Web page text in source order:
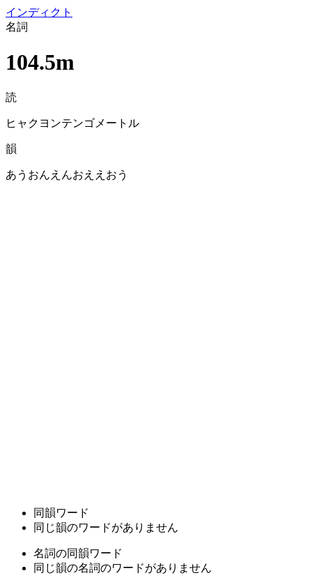
インディクト
名詞
104.5m
読
ヒャクヨンテンゴメートル
韻
あうおんえんおええおう
同韻ワード
同じ韻のワードがありません
名詞の同韻ワード
同じ韻の名詞のワードがありません